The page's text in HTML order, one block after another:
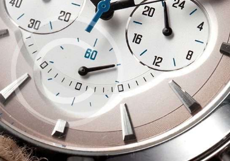
MESSIKA
S.T. DUPONT
CONTACTS